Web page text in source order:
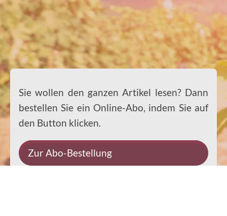
Sie wollen den ganzen Artikel lesen? Dann
bestellen Sie ein Online-Abo, indem Sie auf
den Button klicken.
Zur Abo-Bestellung